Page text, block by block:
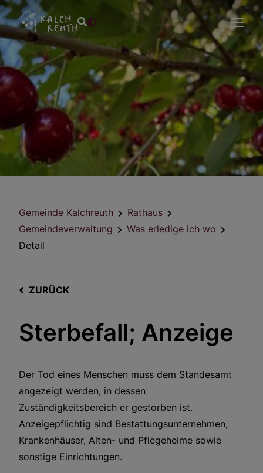
Gemeinde Kalchreuth
Rathaus
Gemeindeverwaltung
Was erledige ich wo
Detail
ZURÜCK
Sterbefall; Anzeige
Der Tod eines Menschen muss dem Standesamt
angezeigt werden, in dessen
Zuständigkeitsbereich er gestorben ist.
Anzeigepflichtig sind Bestattungsunternehmen,
Krankenhäuser, Alten- und Pflegeheime sowie
sonstige Einrichtungen.